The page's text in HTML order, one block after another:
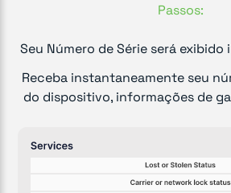
Passos:
Seu Número de Série será
Receba instantaneamente seu
do dispositivo, informações de